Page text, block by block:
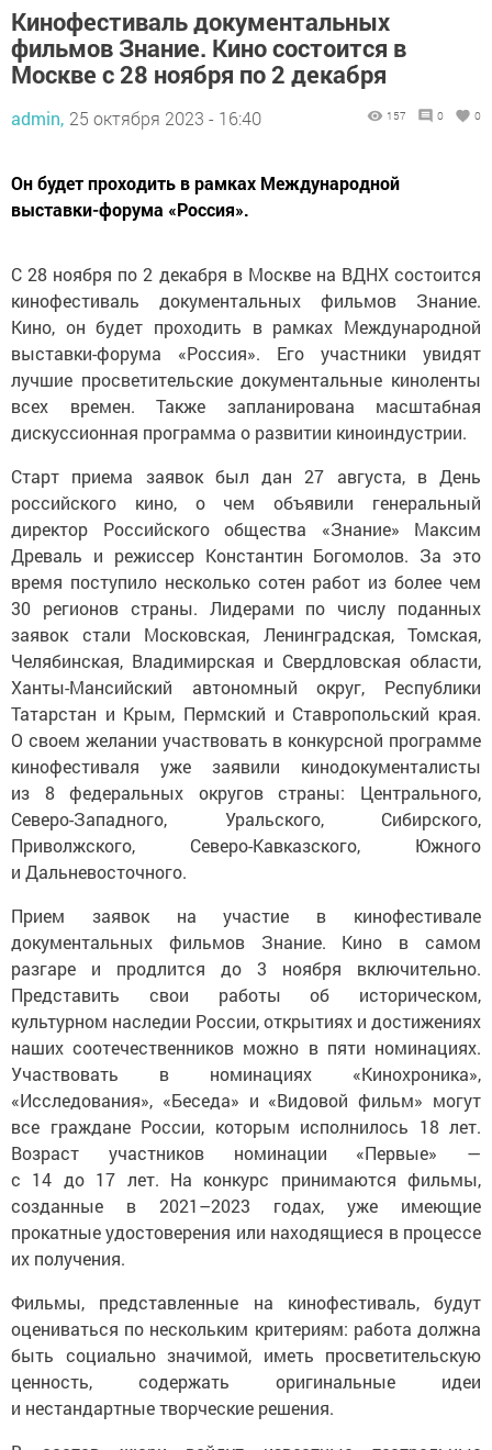
Кинофестиваль документальных
фильмов Знание. Кино состоится в
Москве с 28 ноября по 2 декабря
выставки-форума «Россия».
кинофестиваль документальных фильмов Знание.
Кино, он будет проходить в рамках Международной
выставки-форума «Россия». Его участники увидят
лучшие просветительские документальные киноленты
всех времен. Также запланирована масштабная
дискуссионная программа о развитии киноиндустрии.
российского кино, о чем объявили генеральный
директор Российского общества «Знание» Максим
Древаль и режиссер Константин Богомолов. За это
время поступило несколько сотен работ из более чем
30 регионов страны. Лидерами по числу поданных
заявок стали Московская, Ленинградская, Томская,
Челябинская, Владимирская и Свердловская области,
Ханты-Мансийский автономный округ, Республики
Татарстан и Крым, Пермский и Ставропольский края.
О своем желании участвовать в конкурсной программе
кинофестиваля уже заявили кинодокументалисты
из 8 федеральных округов страны: Центрального,
Северо-Западного, Уральского, Сибирского,
Приволжского, Северо-Кавказского, Южного
и Дальневосточного.
документальных фильмов Знание. Кино в самом
разгаре и продлится до 3 ноября включительно.
Представить свои работы об историческом,
культурном наследии России, открытиях и достижениях
наших соотечественников можно в пяти номинациях.
Участвовать в номинациях «Кинохроника»,
«Исследования», «Беседа» и «Видовой фильм» могут
все граждане России, которым исполнилось 18 лет.
Возраст участников номинации «Первые» —
с 14 до 17 лет. На конкурс принимаются фильмы,
созданные в 2021–2023 годах, уже имеющие
прокатные удостоверения или находящиеся в процессе
их получения.
оцениваться по нескольким критериям: работа должна
быть социально значимой, иметь просветительскую
ценность, содержать оригинальные идеи
и нестандартные творческие решения.